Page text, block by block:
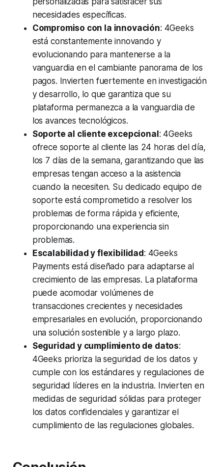
necesidades específicas.
Compromiso con la innovación: 4Geeks
está constantemente innovando y
evolucionando para mantenerse a la
vanguardia en el cambiante panorama de los
pagos. Invierten fuertemente en investigación
y desarrollo, lo que garantiza que su
plataforma permanezca a la vanguardia de
los avances tecnológicos.
Soporte al cliente excepcional : 4Geeks
ofrece soporte al cliente las 24 horas del día,
los 7 días de la semana, garantizando que las
empresas tengan acceso a la asistencia
cuando la necesiten. Su dedicado equipo de
soporte está comprometido a resolver los
problemas de forma rápida y eficiente,
proporcionando una experiencia sin
problemas.
Escalabilidad y flexibilidad : 4Geeks
Payments está diseñado para adaptarse al
crecimiento de las empresas. La plataforma
puede acomodar volúmenes de
transacciones crecientes y necesidades
empresariales en evolución, proporcionando
una solución sostenible y a largo plazo.
Seguridad y cumplimiento de datos:
4Geeks prioriza la seguridad de los datos y
cumple con los estándares y regulaciones de
seguridad líderes en la industria. Invierten en
medidas de seguridad sólidas para proteger
los datos confidenciales y garantizar el
cumplimiento de las regulaciones globales.